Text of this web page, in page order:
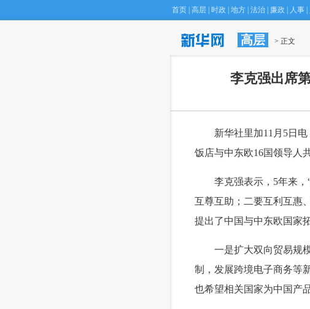
首页 高层 时政 地方 法治 廉政 人事
高层 > 正文
专家建议将Ｈ型高血
李克强出席
新华社里加11月5日电
饭店与中东欧16国领导人
李克强表示，5年来，
互尊互助；二要互利互惠
提出了中国与中东欧国家
一是扩大双向贸易规模
制，发展跨境电子商务等
也希望相关国家为中国产